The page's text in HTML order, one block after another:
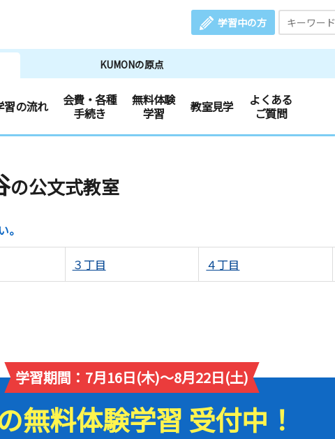
学習中の方
KUMONの原点
習の流れ
会費・各種
手続き
無料体験
学習
教室見学
よくある
ご質問
の公文式教室
。
３丁目 ４丁目
学習期間：7月16日(木)～8月22日(土)
無料体験学習 受付中！